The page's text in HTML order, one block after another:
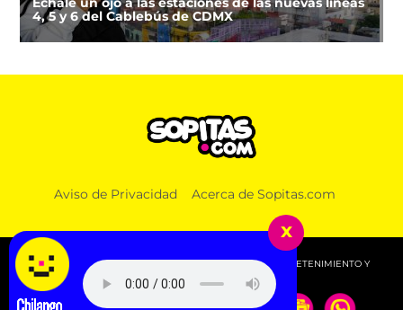
4, 5 y 6 del Cablebús de CDMX
Aviso de Privacidad Acerca de Sopitas.com
© 2026 SOPITAS.COM - MÚSICA, NOTICIAS, DEPORTES, ENTRETENIMIENTO Y
MÁS!.
x